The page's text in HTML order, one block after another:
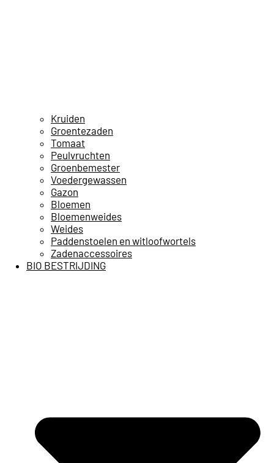
Kruiden
Groentezaden
Tomaat
Peulvruchten
Groenbemester
Voedergewassen
Gazon
Bloemen
Bloemenweides
Weides
Paddenstoelen en witloofwortels
Zadenaccessoires
BIO BESTRIJDING